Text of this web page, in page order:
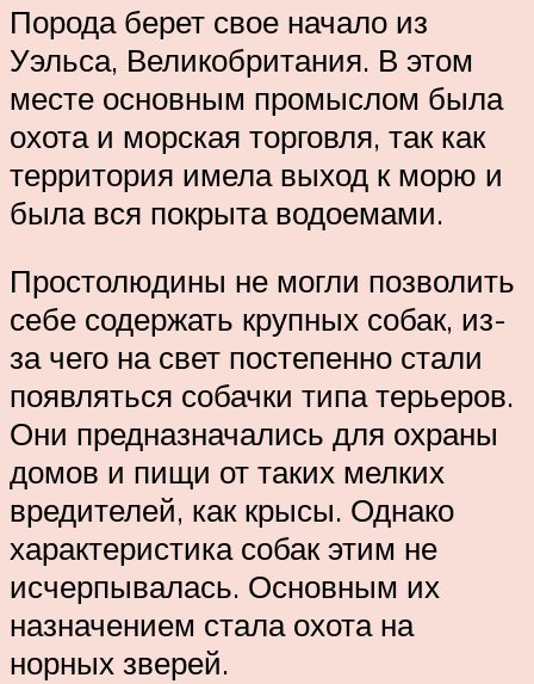
Порода берет свое начало из
Уэльса, Великобритания. В этом
месте основным промыслом была
охота и морская торговля, так как
территория имела выход к морю и
была вся покрыта водоемами.
Простолюдины не могли позволить
себе содержать крупных собак, из-
за чего на свет постепенно стали
появляться собачки типа терьеров.
Они предназначались для охраны
домов и пищи от таких мелких
вредителей, как крысы. Однако
характеристика собак этим не
исчерпывалась. Основным их
назначением стала охота на
норных зверей.